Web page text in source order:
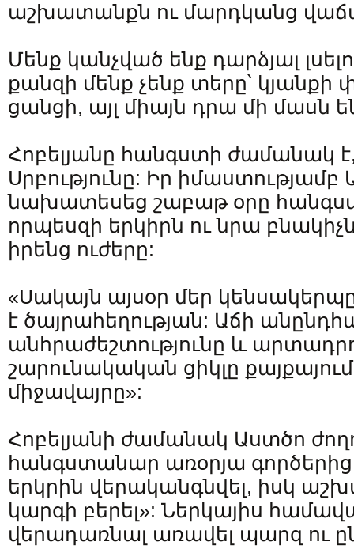
աշխատանքն ու մարդկանց
Մենք կանչված ենք դարձյալ
քանզի մենք չենք տերը՝
ցանցի, այլ միայն դրա մի մասն
Հոբելյանը հանգստի ժամանակ է,
Սրբությունը: Իր
նախատեսեց շաբաթ օրը
որպեսզի երկիրն ու նրա
իրենց ուժերը:
«Սակայն այսօր մեր
է ծայրահեղության: Աճի
անհրաժեշտությունը և
շարունակական ցիկլը
միջավայրը»:
Հոբելյանի ժամանակ Աստծո
հանգստանար առօրյա գործերից
երկրին վերականգնվել, իսկ
կարգի բերել»: Ներկայիս
վերադառնալ առավել պարզ ու